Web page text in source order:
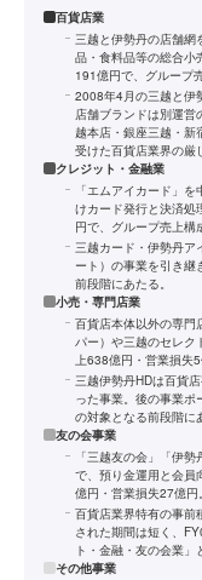
百貨店業
三越と伊勢丹の店舗網
品・食料品等の総合
191億円で、グループ
2008年4月の三越と伊
店舗ブランドは別運営
越本店・銀座三越・新
受けた百貨店業界の厳
クレジット・金融業
「エムアイカード」
けカード発行と決済
円で、グループ売上構
三越カード・伊勢丹ア
ート）の事業を引き継
前段階にあたる。
小売・専門店業
百貨店本体以外の専門
パー）や三越のセレク
上638億円・営業損失5
三越伊勢丹HDは百貨
った事業。後の事業ポ
の対象となる前段階に
友の会事業
「三越友の会」「伊
で、預り金運用と会員
億円・営業損失27億円。
百貨店業界特有の事前
された期間は短く、
ト・金融・友の会業」
その他事業